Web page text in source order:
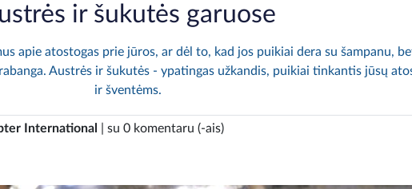
ir šukutės garuose
apie atostogas prie jūros, ar dėl to, kad jos puikiai dera su šampanu,
Austrės ir šukutės - ypatingas užkandis, puikiai tinkantis jūsų
ir šventėms.
International | su 0 komentaru (-ais)